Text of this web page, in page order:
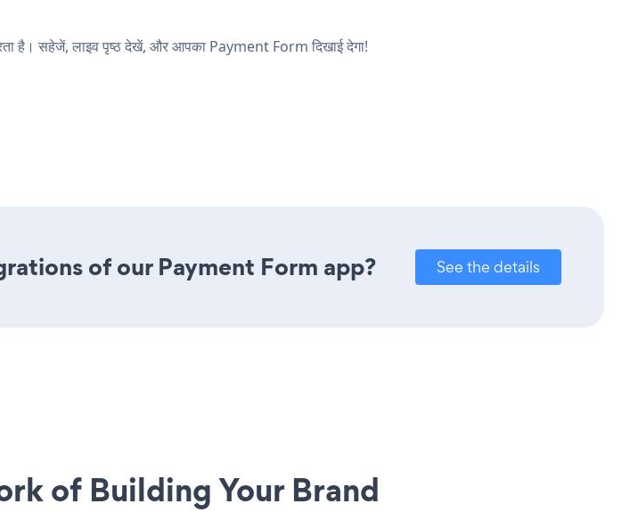
है। सहेजें, लाइव पृष्ठ देखें, और आपका Payment Form दिखाई देगा!
of our Payment Form app? See the details
of Building Your Brand